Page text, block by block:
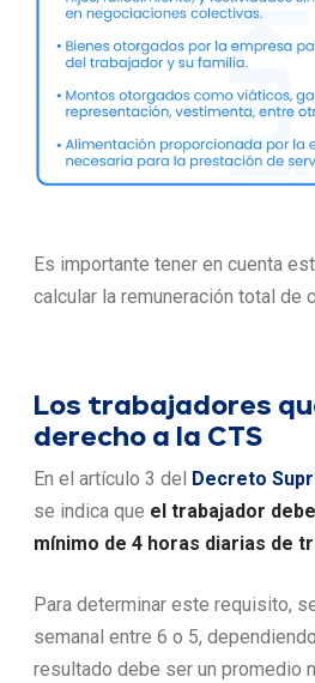
Es importante tener en cuenta
calcular la remuneración total de
Los trabajadores
derecho a la CTS
En el artículo 3 del Decreto
se indica que el trabajador
mínimo de 4 horas diarias de
Para determinar este requisito,
semanal entre 6 o 5,
resultado debe ser un promedio